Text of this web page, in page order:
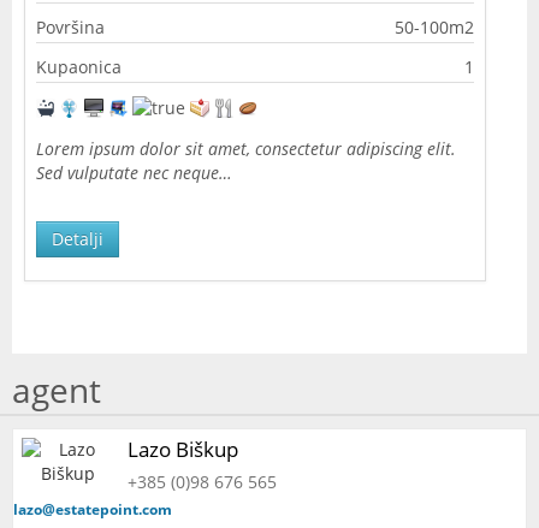
Površina
50-100m2
Kupaonica
1
Lorem ipsum dolor sit amet, consectetur adipiscing elit.
Sed vulputate nec neque…
Detalji
agent
Lazo Biškup
+385 (0)98 676 565
lazo@estatepoint.com